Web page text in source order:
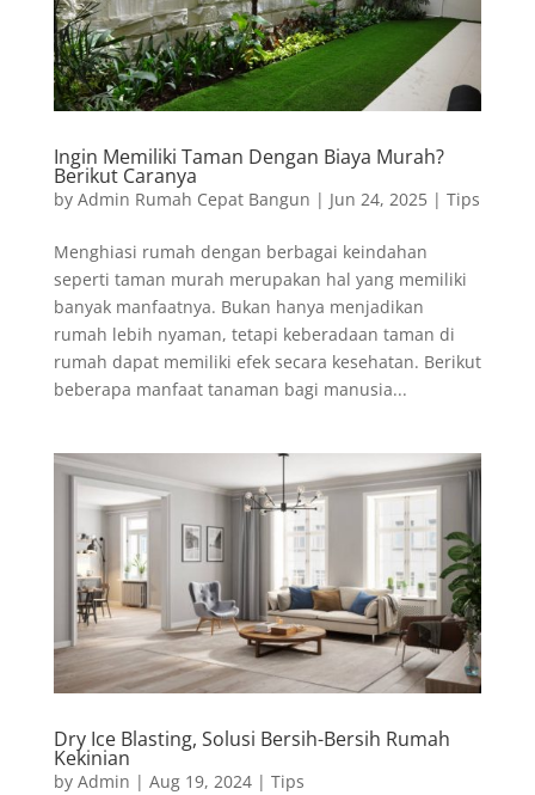
Ingin Memiliki Taman Dengan Biaya Murah?
Berikut Caranya
by Admin Rumah Cepat Bangun | Jun 24, 2025| Tips
Menghiasi rumah dengan berbagai keindahan
seperti taman murah merupakan hal yang memiliki
banyak manfaatnya. Bukan hanya menjadikan
rumah lebih nyaman, tetapi keberadaan taman di
rumah dapat memiliki efek secara kesehatan. Berikut
beberapa manfaat tanaman bagi manusia...
Dry Ice Blasting, Solusi Bersih-Bersih Rumah
Kekinian
by Admin | Aug 19, 2024| Tips